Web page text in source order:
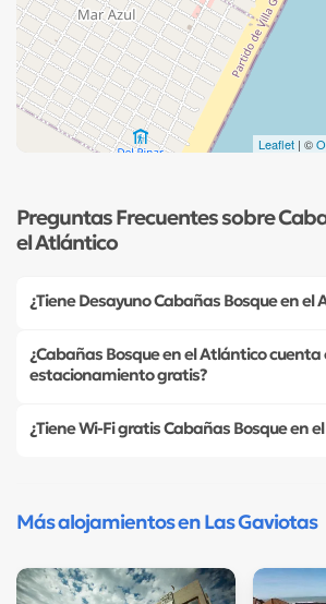
Leaflet | ©
Preguntas Frecuentes sobre
el Atlántico
¿Tiene Desayuno Cabañas Bosque en el
¿Cabañas Bosque en el Atlántico cuenta
estacionamiento gratis?
¿Tiene Wi-Fi gratis Cabañas Bosque en
Más alojamientos en Las Gaviotas